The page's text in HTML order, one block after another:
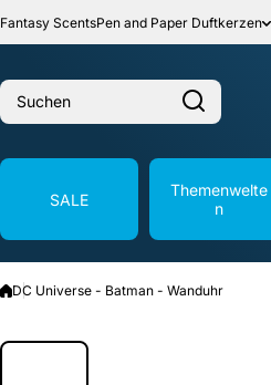
Fantasy ScentsPen and Paper Duftkerzen
Suchen
SALE
Themenwelte
n
DC Universe - Batman - Wanduhr